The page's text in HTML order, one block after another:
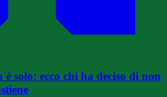
solo: ecco chi ha deciso di non